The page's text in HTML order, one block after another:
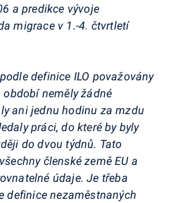
a predikce vývoje
migrace v 1.-4. čtvrtletí
definice ILO považovány
období neměly žádné
ani jednu hodinu za mzdu
práci, do které by byly
do dvou týdnů. Tato
členské země EU a
údaje. Je třeba
definice nezaměstnaných